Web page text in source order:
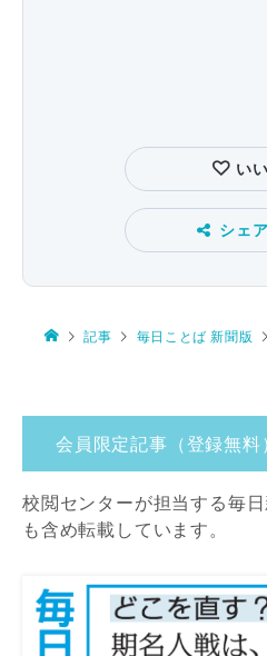
い
シェ
記事 毎日ことば 新聞版
会員限定記事（登録無料）
校閲センターが担当する毎
も含め転載しています。